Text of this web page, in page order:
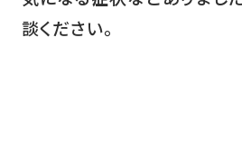
談ください。